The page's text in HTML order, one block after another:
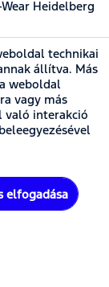
Heidelberg
forgalmi adóval,
az utánvét
leírva
technikai
állítva. Más
weboldal
vagy más
való interakció
elfogadása